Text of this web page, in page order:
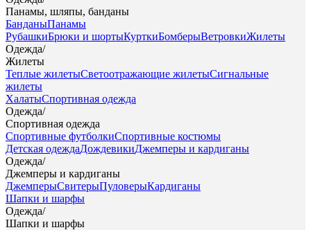
Панамы, шляпы, банданы
БанданыПанамы
РубашкиБрюки и шортыКурткиБомберыВетровкиЖилеты
Одежда/
Жилеты
Теплые жилетыСветоотражающие жилетыСигнальные
жилеты
ХалатыСпортивная одежда
Одежда/
Спортивная одежда
Спортивные футболкиСпортивные костюмы
Детская одеждаДождевикиДжемперы и кардиганы
Одежда/
Джемперы и кардиганы
ДжемперыСвитерыПуловерыКардиганы
Шапки и шарфы
Одежда/
Шапки и шарфы